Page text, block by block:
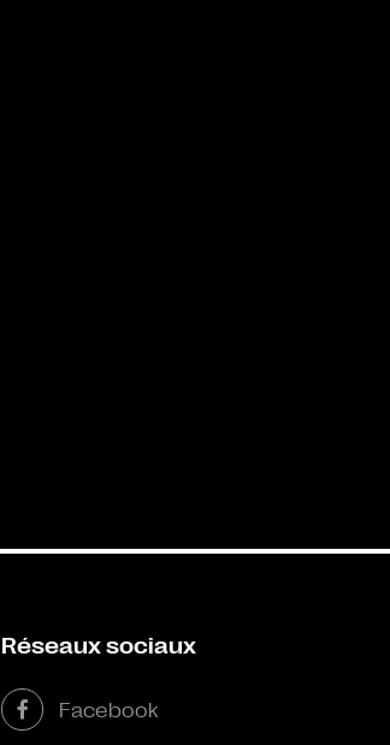
Réseaux sociaux
Facebook